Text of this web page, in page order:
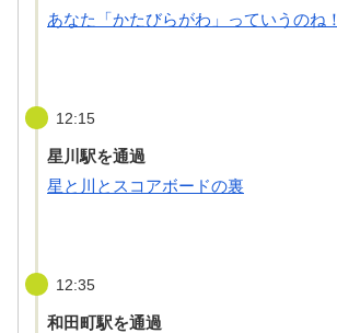
あなた「かたびらがわ」っていうのね！
12:15
星川駅を通過
星と川とスコアボードの裏
12:35
和田町駅を通過